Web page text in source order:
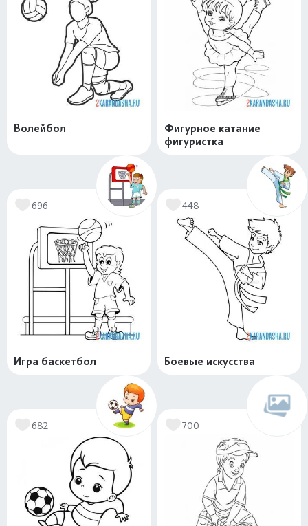
Волейбол
Фигурное катание
фигуристка
696
Игра баскетбол
448
Боевые искусства
682 700